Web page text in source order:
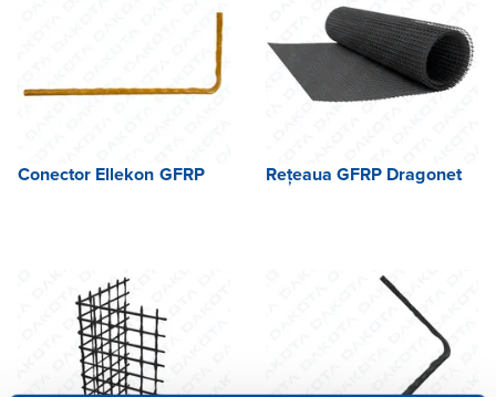
Conector Ellekon GFRP Rețeaua GFRP Dragonet